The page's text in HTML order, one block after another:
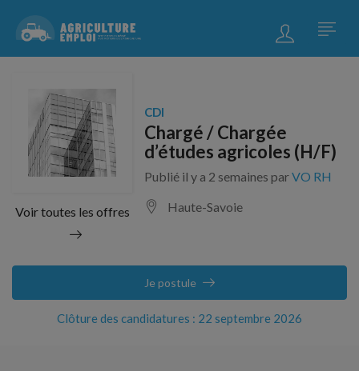
Voir toutes les offres
CDI
Chargé / Chargée
d’études agricoles (H/F)
Publié il y a 2 semaines parVO RH
Haute-Savoie
Clôture des candidatures : 22 septembre 2026
Je postule